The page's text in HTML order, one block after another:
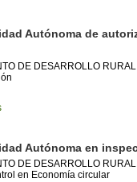
Autónoma de
DE DESARROLLO
Autónoma en
DE DESARROLLO
en Economía circular